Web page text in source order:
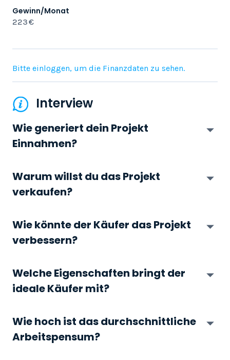
Gewinn/Monat
223 €
Bitte einloggen, um die Finanzdaten zu sehen.
Interview
Wie generiert dein Projekt
Einnahmen?
Warum willst du das Projekt
verkaufen?
Wie könnte der Käufer das Projekt
verbessern?
Welche Eigenschaften bringt der
ideale Käufer mit?
Wie hoch ist das durchschnittliche
Arbeitspensum?